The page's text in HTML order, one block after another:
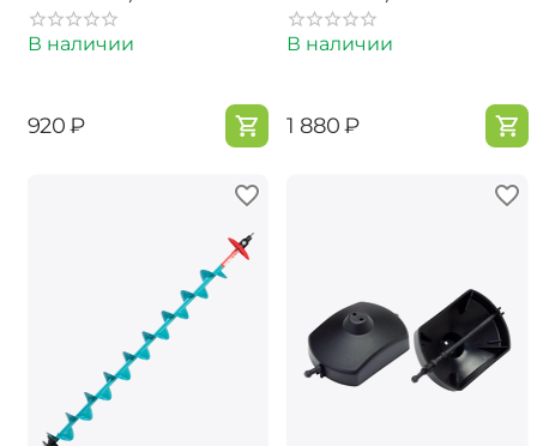
В наличии
‍920‍ ₽
В наличии
‍1 880‍₽